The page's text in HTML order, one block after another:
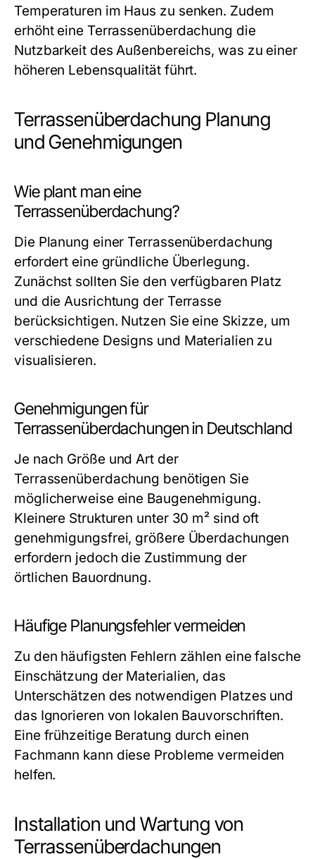
Temperaturen im Haus zu senken. Zudem
erhöht eine Terrassenüberdachung die
Nutzbarkeit des Außenbereichs, was zu einer
höheren Lebensqualität führt.
Terrassenüberdachung Planung
und Genehmigungen
Wie plant man eine
Terrassenüberdachung?
Die Planung einer Terrassenüberdachung
erfordert eine gründliche Überlegung.
Zunächst sollten Sie den verfügbaren Platz
und die Ausrichtung der Terrasse
berücksichtigen. Nutzen Sie eine Skizze, um
verschiedene Designs und Materialien zu
visualisieren.
Genehmigungen für
Terrassenüberdachungen in Deutschland
Je nach Größe und Art der
Terrassenüberdachung benötigen Sie
möglicherweise eine Baugenehmigung.
Kleinere Strukturen unter 30 m² sind oft
genehmigungsfrei, größere Überdachungen
erfordern jedoch die Zustimmung der
örtlichen Bauordnung.
Häufige Planungsfehler vermeiden
Zu den häufigsten Fehlern zählen eine falsche
Einschätzung der Materialien, das
Unterschätzen des notwendigen Platzes und
das Ignorieren von lokalen Bauvorschriften.
Eine frühzeitige Beratung durch einen
Fachmann kann diese Probleme vermeiden
helfen.
Installation und Wartung von
Terrassenüberdachungen